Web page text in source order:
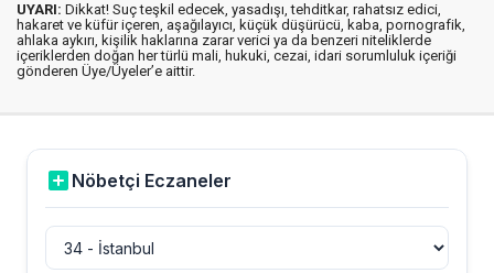
UYARI: Dikkat! Suç teşkil edecek, yasadışı, tehditkar, rahatsız edici,
hakaret ve küfür içeren, aşağılayıcı, küçük düşürücü, kaba, pornografik,
ahlaka aykırı, kişilik haklarına zarar verici ya da benzeri niteliklerde
içeriklerden doğan her türlü mali, hukuki, cezai, idari sorumluluk içeriği
gönderen Üye/Üyeler’e aittir.